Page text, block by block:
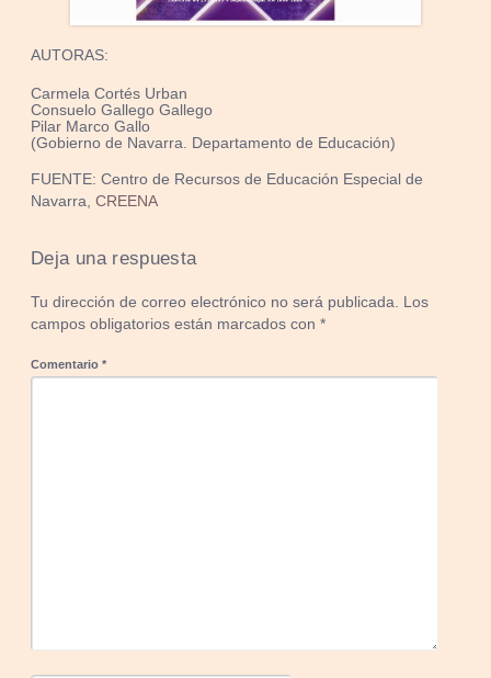
AUTORAS:
Carmela Cortés Urban
Consuelo Gallego Gallego
Pilar Marco Gallo
(Gobierno de Navarra. Departamento de Educación)
FUENTE: Centro de Recursos de Educación Especial de
Navarra,CREENA
Deja una respuesta
Tu dirección de correo electrónico no será publicada. Los
campos obligatorios están marcados con*
Comentario*